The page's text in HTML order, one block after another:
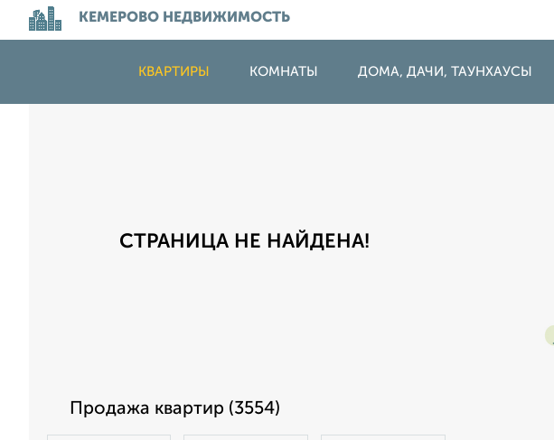
КЕМЕРОВО НЕДВИЖИМОСТЬ
КВАРТИРЫ КОМНАТЫ ДОМА, ДАЧИ, ТАУНХАУСЫ
СТРАНИЦА НЕ НАЙДЕНА!
Продажа квартир (3554)